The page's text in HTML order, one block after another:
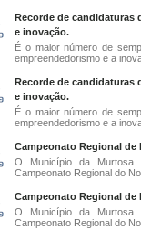
Recorde de candidaturas
e inovação.
É o maior número de
empreendedorismo e a
Recorde de candidaturas
e inovação.
É o maior número de
empreendedorismo e a
Campeonato Regional de
O Município da
Campeonato Regional do
Campeonato Regional de
O Município da
Campeonato Regional do